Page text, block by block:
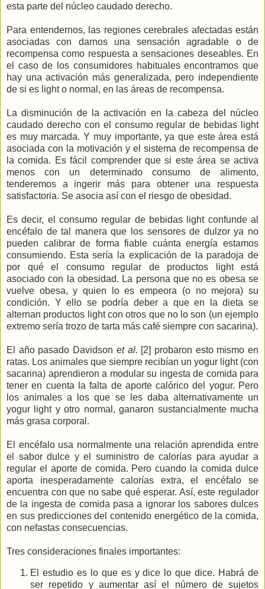
esta parte del núcleo caudado derecho.
Para entendernos, las regiones cerebrales afectadas están
asociadas con darnos una sensación agradable o de
recompensa como respuesta a sensaciones deseables. En
el caso de los consumidores habituales encontramos que
hay una activación más generalizada, pero independiente
de si es light o normal, en las áreas de recompensa.
La disminución de la activación en la cabeza del núcleo
caudado derecho con el consumo regular de bebidas light
es muy marcada. Y muy importante, ya que este área está
asociada con la motivación y el sistema de recompensa de
la comida. Es fácil comprender que si este área se activa
menos con un determinado consumo de alimento,
tenderemos a ingerir más para obtener una respuesta
satisfactoria. Se asocia así con el riesgo de obesidad.
Es decir, el consumo regular de bebidas light confunde al
encéfalo de tal manera que los sensores de dulzor ya no
pueden calibrar de forma fiable cuánta energía estamos
consumiendo. Esta sería la explicación de la paradoja de
por qué el consumo regular de productos light está
asociado con la obesidad. La persona que no es obesa se
vuelve obesa, y quien lo es empeora (o no mejora) su
condición. Y ello se podría deber a que en la dieta se
alternan productos light con otros que no lo son (un ejemplo
extremo sería trozo de tarta más café siempre con sacarina).
El año pasado Davidson et al. [2] probaron esto mismo en
ratas. Los animales que siempre recibían un yogur light (con
sacarina) aprendieron a modular su ingesta de comida para
tener en cuenta la falta de aporte calórico del yogur. Pero
los animales a los que se les daba alternativamente un
yogur light y otro normal, ganaron sustancialmente mucha
más grasa corporal.
El encéfalo usa normalmente una relación aprendida entre
el sabor dulce y el suministro de calorías para ayudar a
regular el aporte de comida. Pero cuando la comida dulce
aporta inesperadamente calorías extra, el encéfalo se
encuentra con que no sabe qué esperar. Así, este regulador
de la ingesta de comida pasa a ignorar los sabores dulces
en sus predicciones del contenido energético de la comida,
con nefastas consecuencias.
Tres consideraciones finales importantes:
El estudio es lo que es y dice lo que dice. Habrá de
ser repetido y aumentar así el número de sujetos